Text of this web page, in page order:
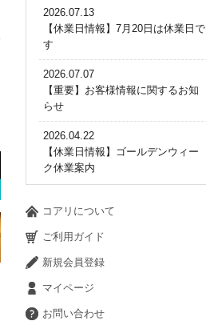
2026.07.13
【休業日情報】7月20日は休業日で
す
2026.07.07
【重要】お客様情報に関するお知
らせ
2026.04.22
【休業日情報】ゴールデンウィー
ク休業案内
コアリについて
ご利用ガイド
新規会員登録
マイページ
お問い合わせ